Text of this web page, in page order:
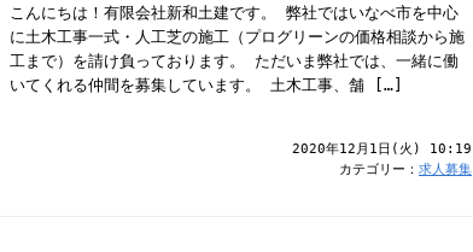
こんにちは！有限会社新和土建です。 弊社ではいなべ市を中心
に土木工事一式・人工芝の施工（プログリーンの価格相談から施
工まで）を請け負っております。 ただいま弊社では、一緒に働
いてくれる仲間を募集しています。 土木工事、舗 […]
2020年12月1日(火) 10:19
カテゴリー： 求人募集